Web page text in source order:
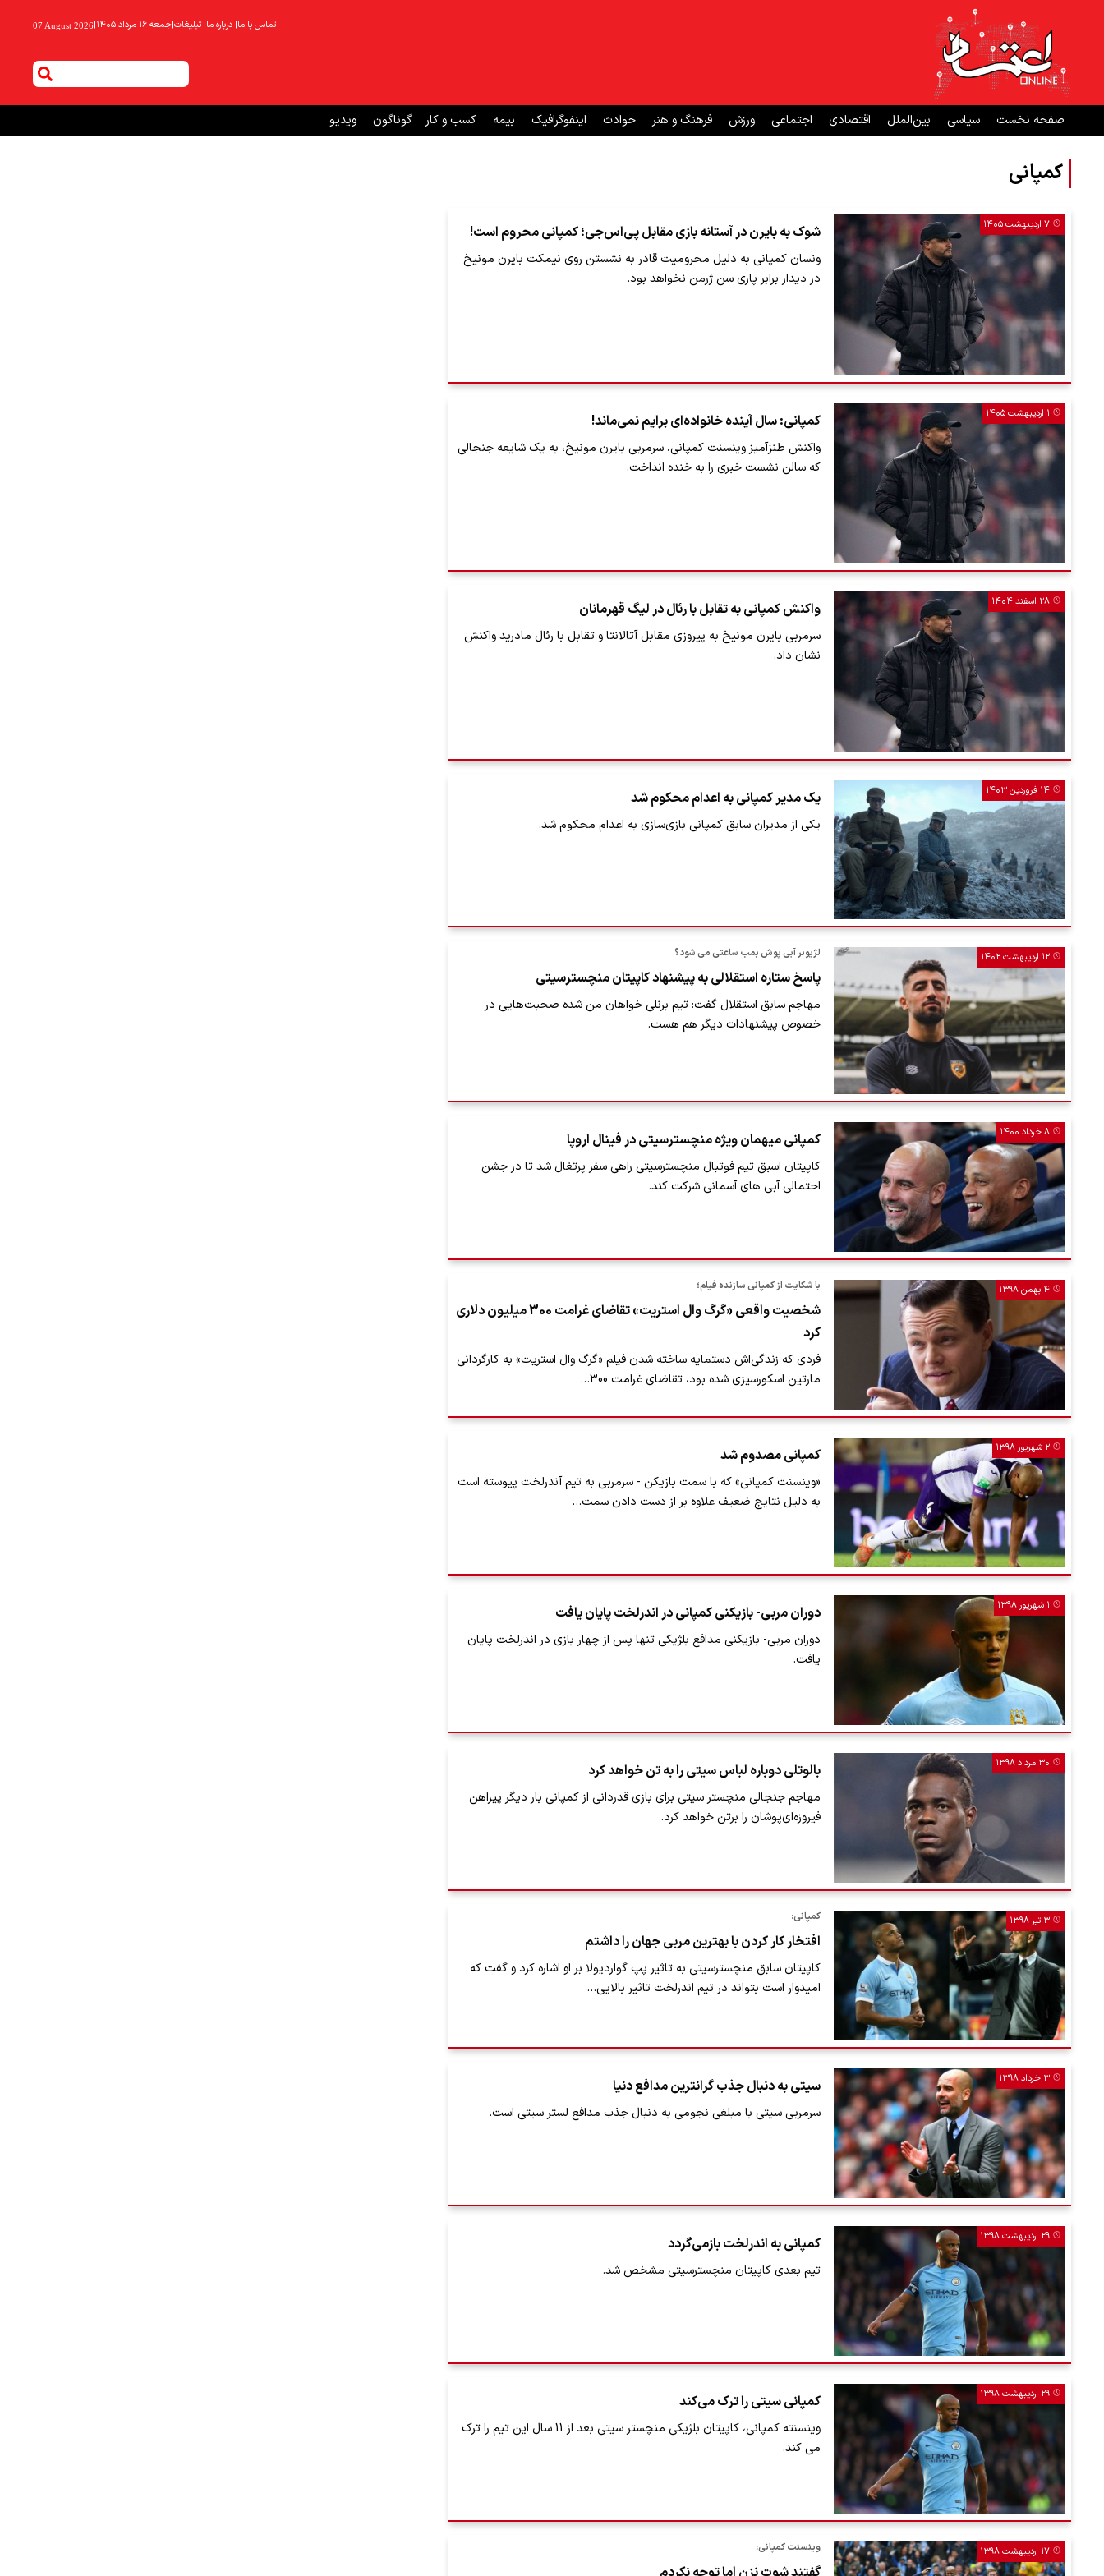
تماس با ما| درباره ما| تبلیغات|جمعه ۱۶ مرداد ۱۴۰۵ |
07 August 2026
صفحه نخست سیاسی بین‌الملل اقتصادی اجتماعی ورزش فرهنگ و هنر حوادث اینفوگرافیک بیمه کسب و کار گوناگون ویدیو
کمپانی
۷ اردیبهشت ۱۴۰۵ شوک به بایرن در آستانه بازی مقابل پی‌اس‌جی؛ کمپانی محروم است!
ونسان کمپانی به دلیل محرومیت قادر به نشستن روی نیمکت بایرن مونیخ
در دیدار برابر پاری سن ژرمن نخواهد بود.
۱ اردیبهشت ۱۴۰۵ کمپانی: سال آینده خانواده‌ای برایم نمی‌ماند!
واکنش طنزآمیز وینسنت کمپانی، سرمربی بایرن مونیخ، به یک شایعه جنجالی
که سالن نشست خبری را به خنده انداخت.
۲۸ اسفند ۱۴۰۴ واکنش کمپانی به تقابل با رئال در لیگ قهرمانان
سرمربی بایرن مونیخ به پیروزی مقابل آتالانتا و تقابل با رئال مادرید واکنش
نشان داد.
۱۴ فروردین ۱۴۰۳ یک مدیر کمپانی به اعدام محکوم شد
یکی از مدیران سابق کمپانی بازی‌سازی به اعدام محکوم شد.
۱۲ اردیبهشت ۱۴۰۲ لژیونر آبی پوش بمب ساعتی می شود؟
پاسخ ستاره استقلالی به پیشنهاد کاپیتان منچسترسیتی
مهاجم سابق استقلال گفت: تیم برنلی خواهان من شده صحبت‌هایی در
خصوص پیشنهادات دیگر هم هست.
۸ خرداد ۱۴۰۰ کمپانی میهمان ویژه منچسترسیتی در فینال اروپا
کاپیتان اسبق تیم فوتبال منچسترسیتی راهی سفر پرتغال شد تا در جشن
احتمالی آبی های آسمانی شرکت کند.
۴ بهمن ۱۳۹۸ با شکایت از کمپانی سازنده فیلم؛
شخصیت واقعی «گرگ وال استریت» تقاضای غرامت 300 میلیون دلاری
کرد
فردی که زندگی‌اش دستمایه ساخته شدن فیلم «گرگ وال استریت» به کارگردانی
مارتین اسکورسیزی شده بود، تقاضای غرامت 300…
۲ شهریور ۱۳۹۸ کمپانی مصدوم شد
«وینسنت کمپانی» که با سمت بازیکن - سرمربی به تیم آندرلخت پیوسته است
به دلیل نتایج ضعیف علاوه بر از دست دادن سمت…
۱ شهریور ۱۳۹۸ دوران مربی- بازیکنی کمپانی در اندرلخت پایان یافت
دوران مربی- بازیکنی مدافع بلژیکی تنها پس از چهار بازی در اندرلخت پایان
یافت.
۳۰ مرداد ۱۳۹۸ بالوتلی دوباره لباس سیتی را به تن خواهد کرد
مهاجم جنجالی منچستر سیتی برای بازی قدردانی از کمپانی بار دیگر پیراهن
فیروزه‌ای‌پوشان را برتن خواهد کرد.
۳ تیر ۱۳۹۸ کمپانی:
افتخار کار کردن با بهترین مربی جهان را داشتم
کاپیتان سابق منچسترسیتی به تاثیر پپ گواردیولا بر او اشاره کرد و گفت که
امیدوار است بتواند در تیم اندرلخت تاثیر بالایی…
۳ خرداد ۱۳۹۸ سیتی به دنبال جذب گرانترین مدافع دنیا
سرمربی سیتی با مبلغی نجومی به دنبال جذب مدافع لستر سیتی است.
۲۹ اردیبهشت ۱۳۹۸ کمپانی به اندرلخت بازمی‌گردد
تیم بعدی کاپیتان منچسترسیتی مشخص شد.
۲۹ اردیبهشت ۱۳۹۸ کمپانی سیتی را ترک می‌کند
وینسنته کمپانی، کاپیتان بلژیکی منچستر سیتی بعد از 11 سال این تیم را ترک
می کند.
۱۷ اردیبهشت ۱۳۹۸ وینسنت کمپانی: